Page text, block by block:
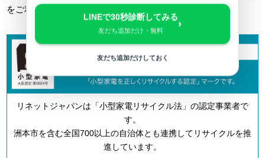
をご利用ください。
リネットジャパンは「小型家電リサイクル法」の認定事業者で
す。
洲本市を含む全国700以上の自治体とも連携してリサイクルを推
進しています。
LINEで30秒診断してみる
友だち追加だけ・無料
›
友だち追加だけしておく